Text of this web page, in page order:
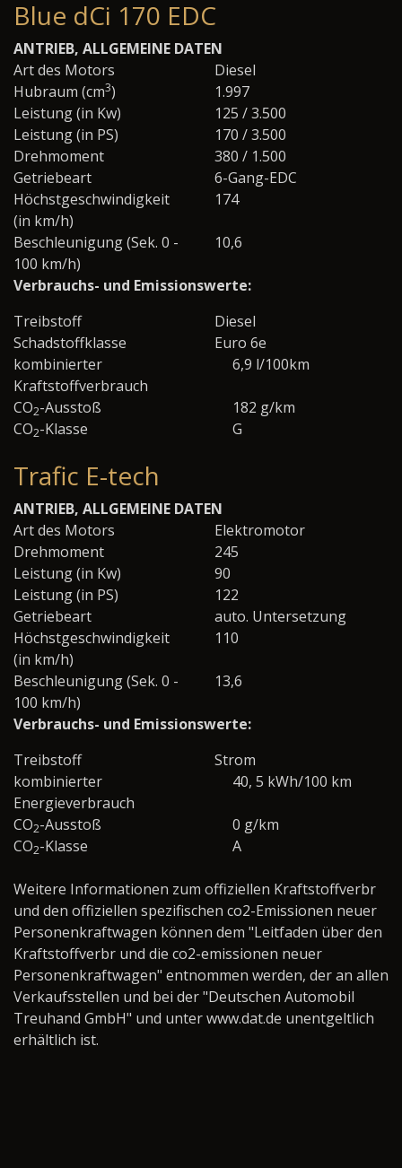
Blue dCi 170 EDC
ANTRIEB, ALLGEMEINE DATEN
Art des Motors
Diesel
Hubraum (cm3)
1.997
Leistung (in Kw)
125 / 3.500
Leistung (in PS)
170 / 3.500
Drehmoment
380 / 1.500
Getriebeart
6-Gang-EDC
Höchstgeschwindigkeit
(in km/h)
174
Beschleunigung (Sek. 0 -
100 km/h)
10,6
Verbrauchs- und Emissionswerte:
Treibstoff
Diesel
Schadstoffklasse
Euro 6e
kombinierter
Kraftstoffverbrauch
6,9 l/100km
CO2-Ausstoß
182 g/km
CO2-Klasse G
Trafic E-tech
ANTRIEB, ALLGEMEINE DATEN
Art des Motors
Elektromotor
Drehmoment
245
Leistung (in Kw)
90
Leistung (in PS)
122
Getriebeart
auto. Untersetzung
Höchstgeschwindigkeit
(in km/h)
110
Beschleunigung (Sek. 0 -
100 km/h)
13,6
Verbrauchs- und Emissionswerte:
Treibstoff
Strom
kombinierter
Energieverbrauch
40, 5 kWh/100 km
CO2-Ausstoß
0 g/km
CO2-Klasse A
Weitere Informationen zum offiziellen Kraftstoffverbr
und den offiziellen spezifischen co2-Emissionen neuer
Personenkraftwagen können dem "Leitfaden über den
Kraftstoffverbr und die co2-emissionen neuer
Personenkraftwagen" entnommen werden, der an allen
Verkaufsstellen und bei der "Deutschen Automobil
Treuhand GmbH" und unter www.dat.de unentgeltlich
erhältlich ist.